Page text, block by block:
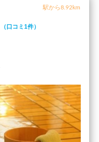
駅から8.92km
（口コミ1件）